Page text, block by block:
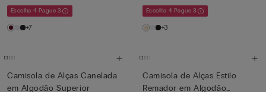
Escolha 4 Pague 3
+7
Escolha 4 Pague 3
+3
Camisola de Alças Canelada
em Algodão Superior
Camisola de Alças Estilo
Remador em Algodão